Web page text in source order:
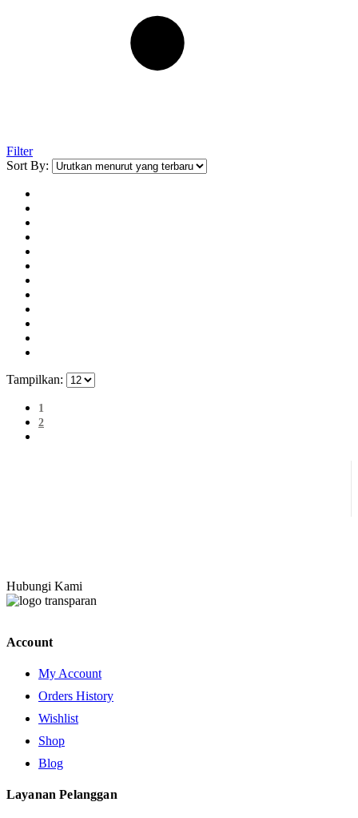
Filter
Sort By:
Tampilkan:
1
2
Hubungi Kami
Account
My Account
Orders History
Wishlist
Shop
Blog
Layanan Pelanggan